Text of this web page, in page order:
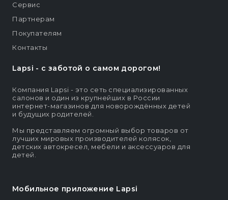
Lapsi - c заботой о самом дорогом!
Компания Lapsi - это сеть специализированных
салонов и один из крупнейших в России
интернет-магазинов для новорождённых детей
и будущих родителей.
Мы представляем огромный выбор товаров от
лучших мировых производителей колясок,
детских автокресел, мебели и аксессуаров для
детей.
Мобильное приложение Lapsi
Сервис
Партнерам
Покупателям
Контакты